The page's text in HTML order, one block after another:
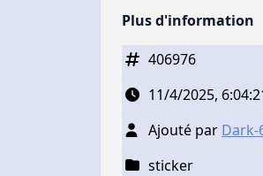
Plus d'information
406976
11/4/2025,
Ajouté par Dark-
sticker